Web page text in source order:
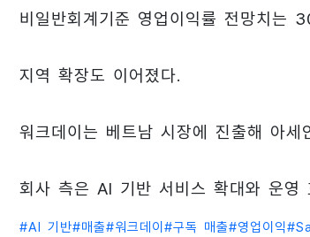
비일반회계기준 영업이익률 전망치는
지역 확장도 이어졌다.
워크데이는 베트남 시장에 진출해 아
회사 측은 AI 기반 서비스 확대와 운영
#AI 기반#매출#워크데이 #구독 매출#영업이익#